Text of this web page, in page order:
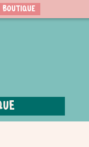
BOUTIQUE